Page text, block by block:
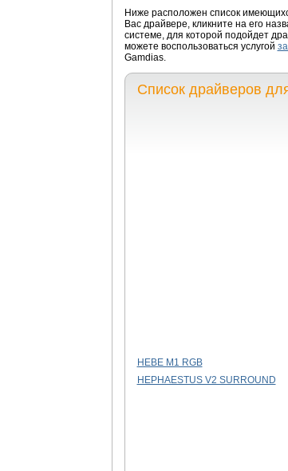
Ниже расположен список
Вас драйвере, кликните на его
системе, для которой подойдет
можете воспользоваться услугой
Gamdias.
Список драйверов
HEBE M1 RGB
HEPHAESTUS V2 SURROUND